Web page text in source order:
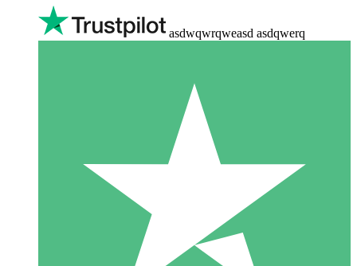
asdwqwrqweasd asdqwerq